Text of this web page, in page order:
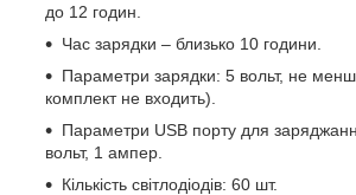
до 12 годин.
Час зарядки – близько 10 години.
Параметри зарядки: 5 вольт, не
комплект не входить).
Параметри USB порту для
вольт, 1 ампер.
Кількість світлодіодів: 60 шт.